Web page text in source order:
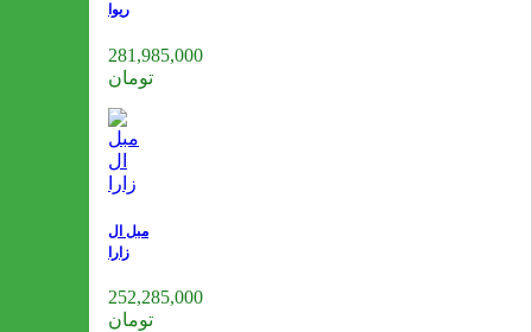
ریوا
281,985,000
تومان
مبل ال
زارا
252,285,000
تومان